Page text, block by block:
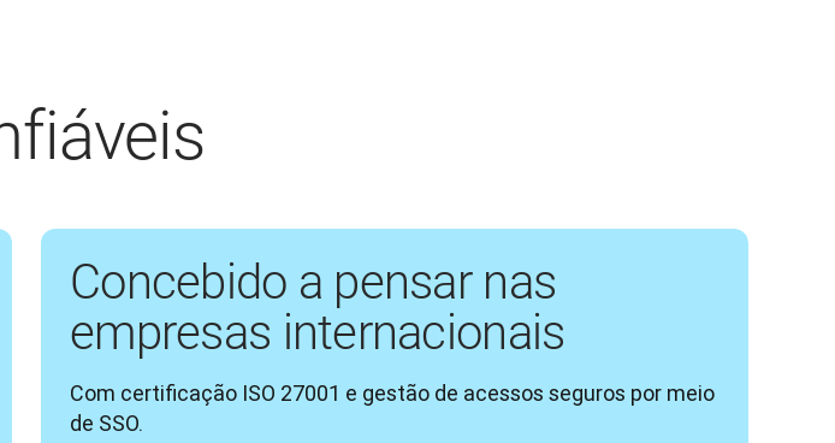
Concebido a pensar nas
empresas internacionais
Com certificação ISO 27001 e gestão de acessos seguros por meio
de SSO.